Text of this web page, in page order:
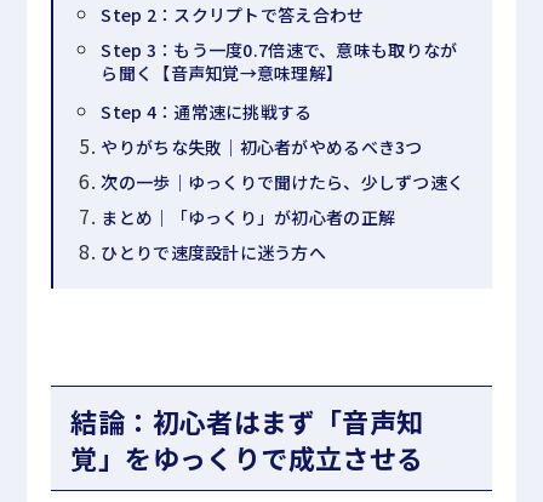
Step 2：スクリプトで答え合わせ
Step 3：もう一度0.7倍速で、意味も取りなが
ら聞く【音声知覚→意味理解】
Step 4：通常速に挑戦する
やりがちな失敗｜初心者がやめるべき3つ
次の一歩｜ゆっくりで聞けたら、少しずつ速く
まとめ｜「ゆっくり」が初心者の正解
ひとりで速度設計に迷う方へ
結論：初心者はまず「音声知
覚」をゆっくりで成立させる